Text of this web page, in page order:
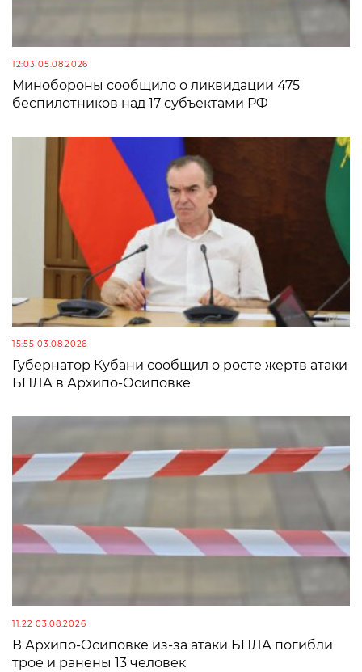
12:03 05.08.2026
Минобороны сообщило о ликвидации 475
беспилотников над 17 субъектами РФ
15:55 03.08.2026
Губернатор Кубани сообщил о росте жертв атаки
БПЛА в Архипо-Осиповке
11:22 03.08.2026
В Архипо-Осиповке из-за атаки БПЛА погибли
трое и ранены 13 человек